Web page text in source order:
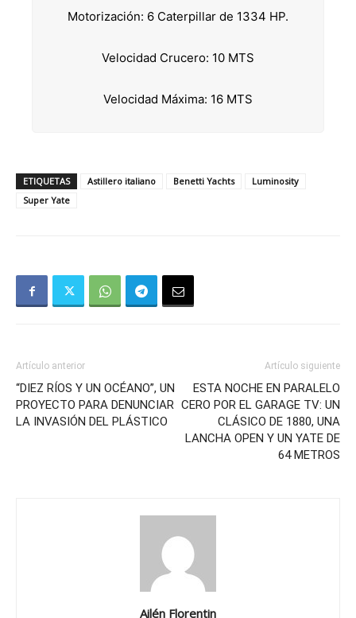
Motorización: 6 Caterpillar de 1334 HP.
Velocidad Crucero: 10 MTS
Velocidad Máxima: 16 MTS
ETIQUETAS Astillero italiano Benetti Yachts
Luminosity
Super Yate
Artículo anterior
“DIEZ RÍOS Y UN OCÉANO”, UN
PROYECTO PARA DENUNCIAR
LA INVASIÓN DEL PLÁSTICO
Artículo siguiente
ESTA NOCHE EN PARALELO
CERO POR EL GARAGE TV: UN
CLÁSICO DE 1880, UNA
LANCHA OPEN Y UN YATE DE
64 METROS
Ailén Florentin